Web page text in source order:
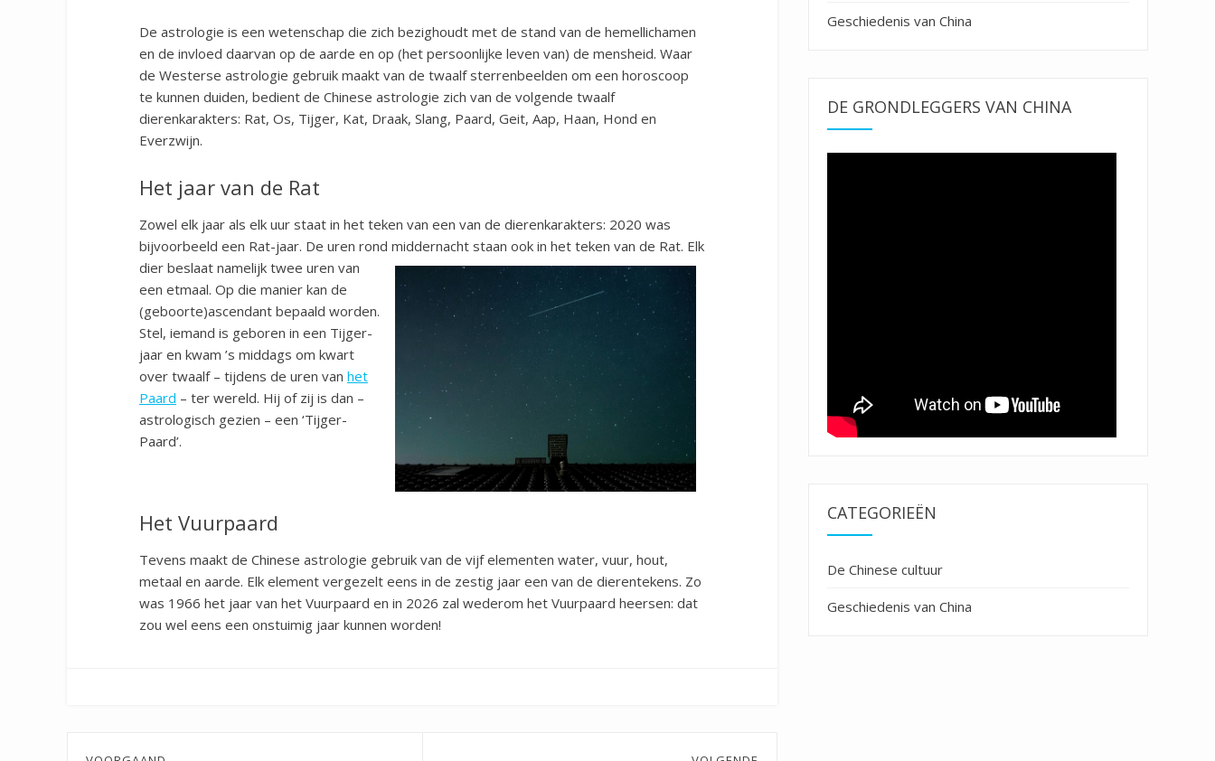
De astrologie is een wetenschap die zich bezighoudt met de stand van de hemellichamen
en de invloed daarvan op de aarde en op (het persoonlijke leven van) de mensheid. Waar
de Westerse astrologie gebruik maakt van de twaalf sterrenbeelden om een horoscoop
te kunnen duiden, bedient de Chinese astrologie zich van de volgende twaalf
dierenkarakters: Rat, Os, Tijger, Kat, Draak, Slang, Paard, Geit, Aap, Haan, Hond en
Everzwijn.
Het jaar van de Rat
Zowel elk jaar als elk uur staat in het teken van een van de dierenkarakters: 2020 was
bijvoorbeeld een Rat-jaar. De uren rond middernacht staan ook in het teken van de Rat. Elk
dier beslaat namelijk twee uren van
een etmaal. Op die manier kan de
(geboorte)ascendant bepaald worden.
Stel, iemand is geboren in een Tijger-
jaar en kwam ’s middags om kwart
over twaalf – tijdens de uren van het
Paard – ter wereld. Hij of zij is dan –
astrologisch gezien – een ‘Tijger-
Paard’.
Het Vuurpaard
Tevens maakt de Chinese astrologie gebruik van de vijf elementen water, vuur, hout,
metaal en aarde. Elk element vergezelt eens in de zestig jaar een van de dierentekens. Zo
was 1966 het jaar van het Vuurpaard en in 2026 zal wederom het Vuurpaard heersen: dat
zou wel eens een onstuimig jaar kunnen worden!
Geschiedenis van China
DE GRONDLEGGERS VAN CHINA
CATEGORIEËN
De Chinese cultuur
Geschiedenis van China